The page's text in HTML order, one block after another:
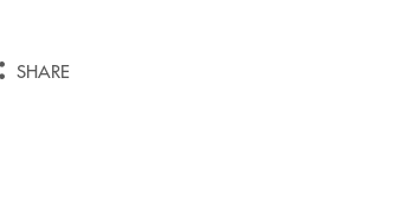
SHARE